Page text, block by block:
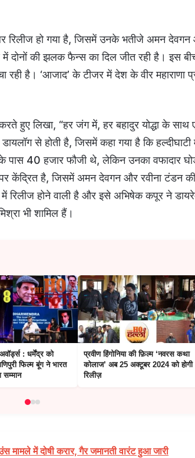
रिलीज हो गया है, जिसमें उनके भतीजे अमन देवगन
में दोनों की झलक फैन्स का दिल जीत रही है। इस
रही है। ‘आजाद’ के टीजर में देश के वीर महाराणा
हुए लिखा, “हर जंग में, हर बहादुर योद्धा के साथ
से होती है, जिसमें कहा गया है कि हल्दीघाटी
पास 40 हजार फौजी थे, लेकिन उनका वफादार
पर केंद्रित है, जिसमें अमन देवगन और रवीना टंडन की
रिलीज होने वाली है और इसे अभिषेक कपूर ने
भी शामिल हैं।
: धर्मेंद्र को
फिल्म बूंग ने भारत
सम्मान
प्रवीण हिंगोनिया की फ़िल्म ‘नवरस कथा
कोलाज’ अब 25 अक्टूबर 2024 को होगी
रिलीज़
मामले में दोषी करार, गैर जमानती वारंट हुआ जारी